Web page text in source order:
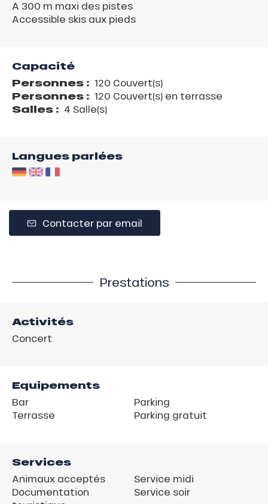
A 300 m maxi des pistes
Accessible skis aux pieds
Capacité
Personnes : 120 Couvert(s)
Personnes : 120 Couvert(s) en terrasse
Salles : 4 Salle(s)
Langues parlées
Contacter par email
Prestations
Activités
Concert
Equipements
Bar
Terrasse
Parking
Parking gratuit
Services
Animaux acceptés
Documentation
Service midi
Service soir